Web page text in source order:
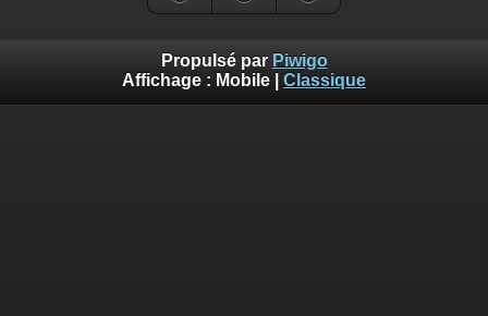
Propulsé par Piwigo
Affichage : Mobile Classique